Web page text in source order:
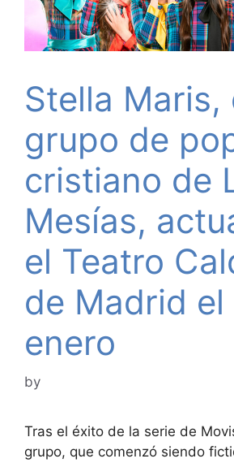
Stella Maris,
grupo de
cristiano de
Mesías,
el Teatro
de Madrid el
enero
by
Tras el éxito de la serie de
grupo, que comenzó siendo